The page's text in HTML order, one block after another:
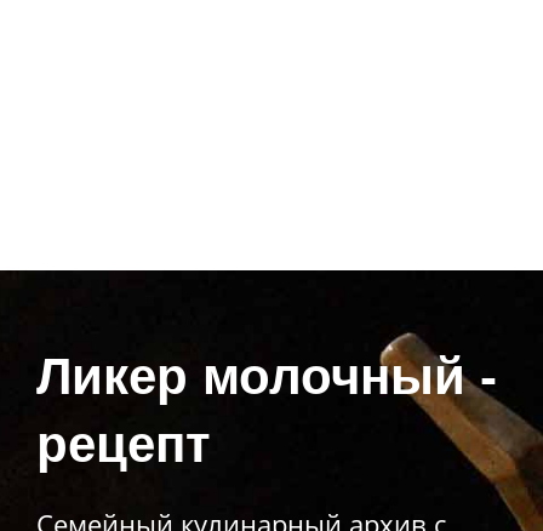
Ликер молочный -
рецепт